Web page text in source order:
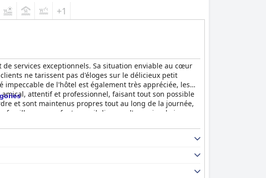
+1
services exceptionnels. Sa situation enviable au cœur
ne tarissent pas d'éloges sur le délicieux petit
de l'hôtel est également très appréciée, les
attentif et professionnel, faisant tout son possible
et sont maintenus propres tout au long de la journée,
avec enfants, car il dispose d'une aire de jeux
pour divertir les plus petits. Dans l'ensemble, l'
à la fois confort et commodité aux voyageurs d'affaires